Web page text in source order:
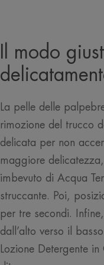
Il modo
La pelle delle
rimozione del trucco
delicata per non
maggiore
imbevuto di Acqua
struccante. Poi,
per tre secondi.
dall’alto verso il
Lozione Detergente